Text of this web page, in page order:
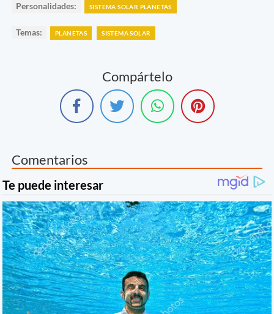
Personalidades: SISTEMA SOLAR PLANETAS
Temas: PLANETAS SISTEMA SOLAR
Compártelo
Comentarios